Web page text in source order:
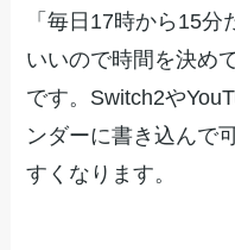
「毎日17時から15
いいので時間を決め
です。Switch2や
ンダーに書き込んで
すくなります。